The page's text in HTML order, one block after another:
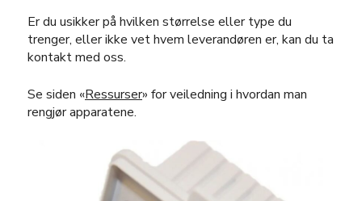
Er du usikker på hvilken størrelse eller type du
trenger, eller ikke vet hvem leverandøren er, kan du ta
kontakt med oss.
Se siden «Ressurser» for veiledning i hvordan man
rengjør apparatene.